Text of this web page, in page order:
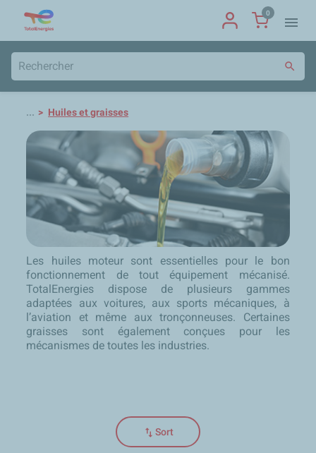
0
menu
search
... Huiles et graisses
Les huiles moteur sont essentielles pour le bon
fonctionnement de tout équipement mécanisé.
TotalEnergies dispose de plusieurs gammes
adaptées aux voitures, aux sports mécaniques, à
l’aviation et même aux tronçonneuses. Certaines
graisses sont également conçues pour les
mécanismes de toutes les industries.
swap_vert Sort